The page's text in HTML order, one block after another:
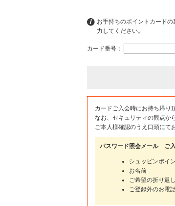
お手持ちのポイントカード
力してください。
カード番号：
カードご入会時にお持ち帰り
なお、セキュリティの観点か
ご本人様確認のうえ口頭にて
パスワード照会メール ご
シュッピンポイ
お名前
ご希望の折り返
ご登録外のお電